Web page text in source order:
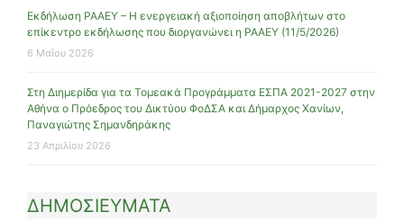
Εκδήλωση ΡΑΑΕΥ – Η ενεργειακή αξιοποίηση αποβλήτων στο
επίκεντρο εκδήλωσης που διοργανώνει η ΡΑΑΕΥ (11/5/2026)
6 Μαΐου 2026
Στη Διημερίδα για τα Τομεακά Προγράμματα ΕΣΠΑ 2021-2027 στην
Αθήνα ο Πρόεδρος του Δικτύου ΦοΔΣΑ και Δήμαρχος Χανίων,
Παναγιώτης Σημανδηράκης
23 Απριλίου 2026
ΔΗΜΟΣΙΕΥΜΑΤΑ